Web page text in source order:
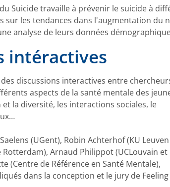
Suicide travaille à prévenir le suicide à
sur les tendances dans l'augmentation du
analyse de leurs données
intéractives
discussions interactives entre
aspects de la santé mentale des
la diversité, les interactions sociales, le
(UGent), Robin Achterhof (KU Leuven
Arnaud Philippot (UCLouvain et
(Centre de Référence en Santé Mentale),
dans la conception et le jury de Feeling